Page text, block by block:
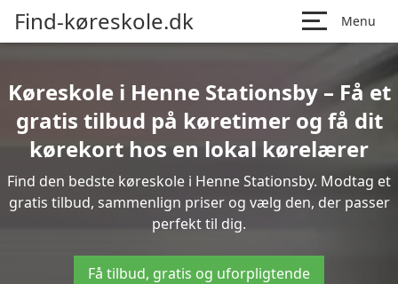
Find-køreskole.dk Menu
Køreskole i Henne Stationsby – Få et
gratis tilbud på køretimer og få dit
kørekort hos en lokal kørelærer
Find den bedste køreskole i Henne Stationsby. Modtag et
gratis tilbud, sammenlign priser og vælg den, der passer
perfekt til dig.
Få tilbud, gratis og uforpligtende